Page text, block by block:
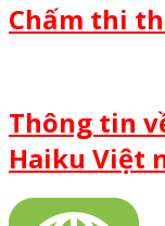
Chấm thi
Thông tin
Haiku Việt